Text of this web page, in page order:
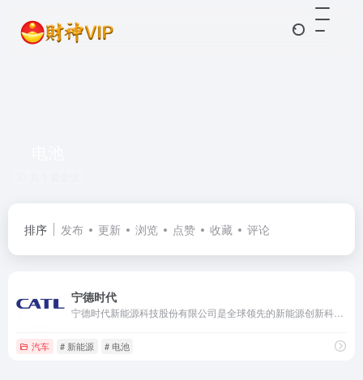
排序 发布 更新 浏览 点赞 收藏 评论
宁德时代
汽车 # 新能源 # 电池